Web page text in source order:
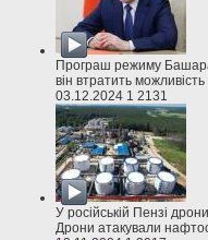
Програш режиму
він втратить
03.12.2024 1 2131
У російській Пензі
Дрони атакували